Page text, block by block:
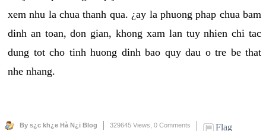
xem nhu la chua thanh qua. ¿ay la phuong phap chua bam
dinh an toan, don gian, khong xam lan tuy nhien chi tac
dung tot cho tinh huong dinh bao quy dau o tre be that
nhe nhang.
By s¿c kh¿e Hà N¿i Blog 329645 Views, 0 Comments Flag